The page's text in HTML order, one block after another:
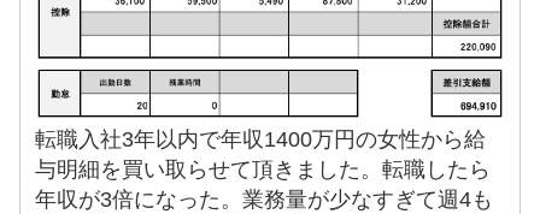
転職入社3年以内で年収1400万円の女性から給
与明細を買い取らせて頂きました。転職したら
年収が3倍になった。業務量が少なすぎて週4も